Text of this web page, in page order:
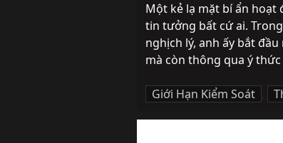
Một kẻ lạ mặt bí ẩn hoạt
tin tưởng bất cứ ai.
nghịch lý, anh ấy bắt
mà còn thông qua ý thức
Giới Hạn Kiểm Soát ,